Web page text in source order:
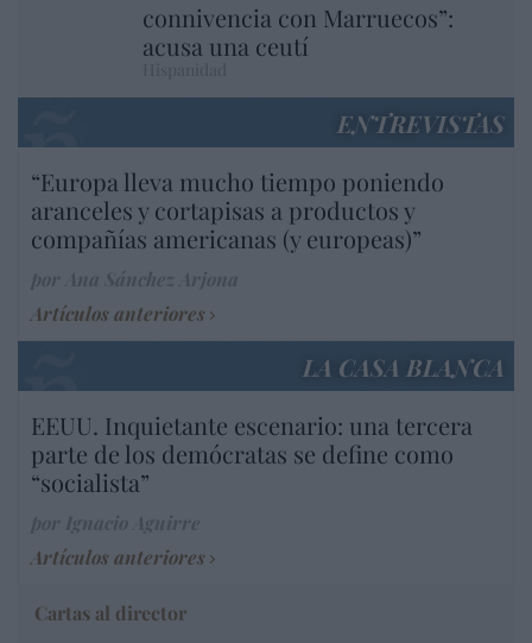
connivencia con Marruecos”:
acusa una ceutí
ENTREVISTAS
“Europa lleva mucho tiempo poniendo
aranceles y cortapisas a productos y
compañías americanas (y europeas)”
Artículos anteriores
LA CASA BLANCA
EEUU. Inquietante escenario: una tercera
parte de los demócratas se define como
“socialista”
Artículos anteriores
Cartas al director